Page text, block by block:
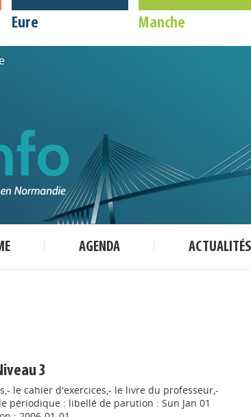
Eure Manche
AGENDA ACTUALITÉS
3
le cahier d'exercices,- le livre du professeur,-
périodique : libellé de parution : Sun Jan 01